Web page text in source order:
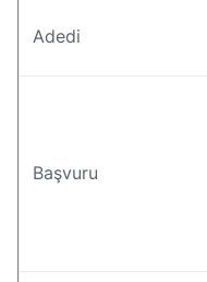
Adedi
Başvuru